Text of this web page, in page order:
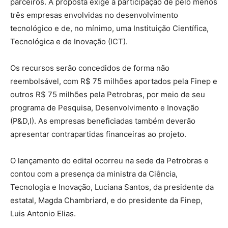
três empresas envolvidas no desenvolvimento
tecnológico e de, no mínimo, uma Instituição Científica,
Tecnológica e de Inovação (ICT).
Os recursos serão concedidos de forma não
reembolsável, com R$ 75 milhões aportados pela Finep e
outros R$ 75 milhões pela Petrobras, por meio de seu
programa de Pesquisa, Desenvolvimento e Inovação
(P&D,I). As empresas beneficiadas também deverão
apresentar contrapartidas financeiras ao projeto.
O lançamento do edital ocorreu na sede da Petrobras e
contou com a presença da ministra da Ciência,
Tecnologia e Inovação, Luciana Santos, da presidente da
estatal, Magda Chambriard, e do presidente da Finep,
Luis Antonio Elias.